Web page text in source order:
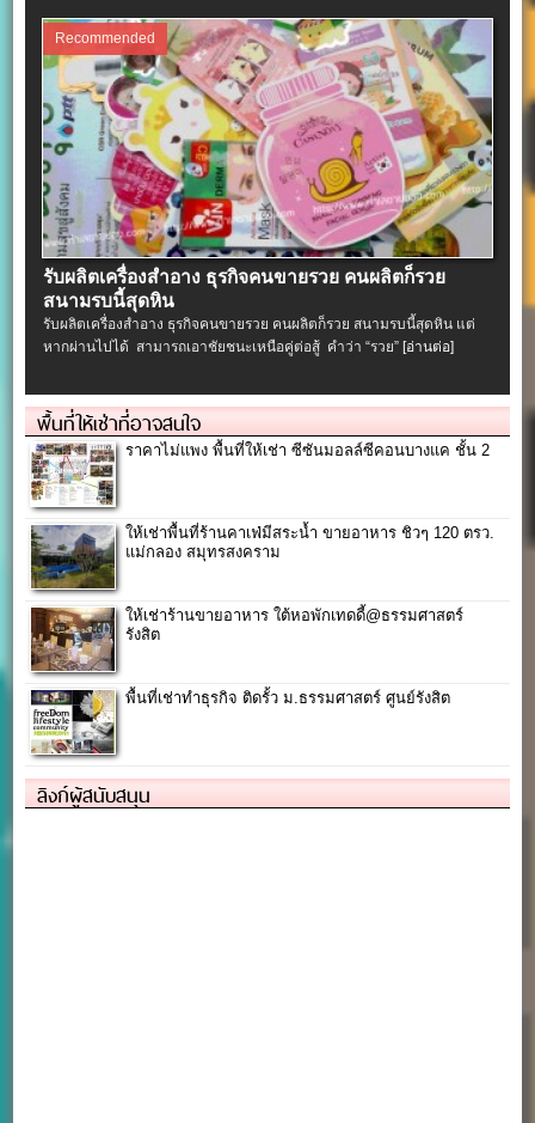
Recommended
รับผลิตเครื่องสําอาง ธุรกิจคนขายรวย คนผลิตก็รวย
สนามรบนี้สุดหิน
รับผลิตเครื่องสําอาง ธุรกิจคนขายรวย คนผลิตก็รวย สนามรบนี้สุดหิน แต่
หากผ่านไปได้ สามารถเอาชัยชนะเหนือคู่ต่อสู้ คำว่า “รวย”[อ่านต่อ]
พื้นที่ให้เช่าที่อาจสนใจ
ราคาไม่แพง พื้นที่ให้เช่า ซีซันมอลล์ซีคอนบางแค ชั้น 2
ให้เช่าพื้นที่ร้านคาเฟ่มีสระน้ำ ขายอาหาร ชิวๆ 120 ตรว.
แม่กลอง สมุทรสงคราม
ให้เช่าร้านขายอาหาร ใต้หอพักเทดดี้@ธรรมศาสตร์
รังสิต
พื้นที่เช่าทำธุรกิจ ติดรั้ว ม.ธรรมศาสตร์ ศูนย์รังสิต
ลิงก์ผู้สนับสนุน